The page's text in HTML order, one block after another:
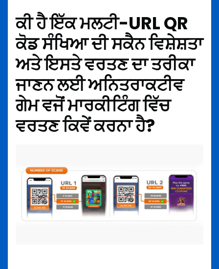
ਕੀ ਹੈ ਇੱਕ ਮਲਟੀ-URL QR
ਕੋਡ ਸੰਖਿਆ ਦੀ ਸਕੈਨ ਵਿਸ਼ੇਸ਼ਤਾ
ਅਤੇ ਇਸਤੇ ਵਰਤਣ ਦਾ ਤਰੀਕਾ
ਜਾਣਨ ਲਈ ਅਨਿਤਰਾਕਟੀਵ
ਗੇਮ ਵਜੋਂ ਮਾਰਕੀਟਿੰਗ ਵਿੱਚ
ਵਰਤਣ ਕਿਵੇਂ ਕਰਨਾ ਹੈ?